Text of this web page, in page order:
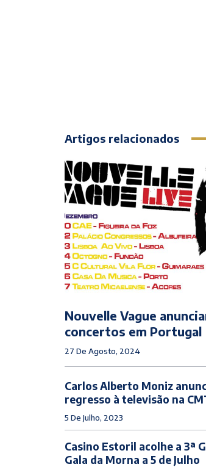
Artigos relacionados
Nouvelle Vague
concertos em Portugal
27 De Agosto, 2024
Carlos Alberto Moniz
regresso à televisão na
5 De Julho, 2023
Casino Estoril acolhe a 3ª
Gala da Morna a 5 de Julho